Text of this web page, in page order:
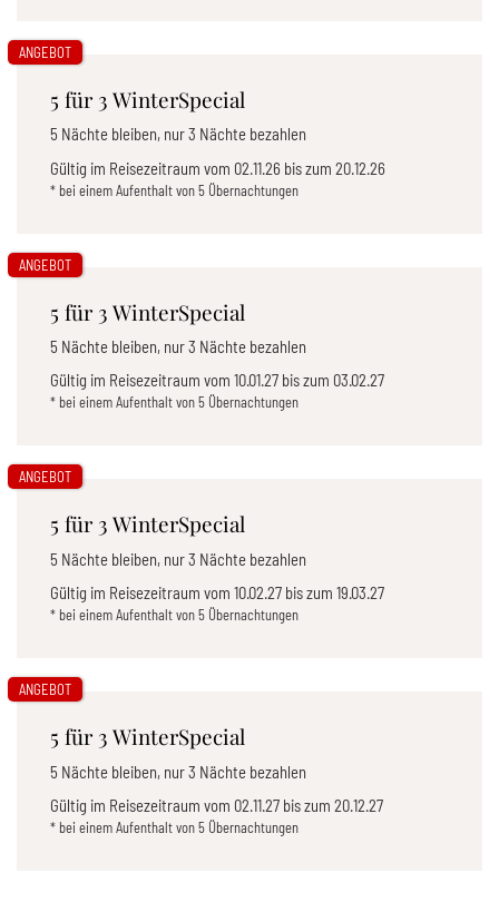
5 für 3 WinterSpecial
5 Nächte bleiben, nur 3 Nächte bezahlen
Gültig im Reisezeitraum vom 02.11.26 bis zum 20.12.26
* bei einem Aufenthalt von 5 Übernachtungen
ANGEBOT
5 für 3 WinterSpecial
5 Nächte bleiben, nur 3 Nächte bezahlen
Gültig im Reisezeitraum vom 10.01.27 bis zum 03.02.27
* bei einem Aufenthalt von 5 Übernachtungen
ANGEBOT
5 für 3 WinterSpecial
5 Nächte bleiben, nur 3 Nächte bezahlen
Gültig im Reisezeitraum vom 10.02.27 bis zum 19.03.27
* bei einem Aufenthalt von 5 Übernachtungen
ANGEBOT
5 für 3 WinterSpecial
5 Nächte bleiben, nur 3 Nächte bezahlen
Gültig im Reisezeitraum vom 02.11.27 bis zum 20.12.27
* bei einem Aufenthalt von 5 Übernachtungen
ANGEBOT